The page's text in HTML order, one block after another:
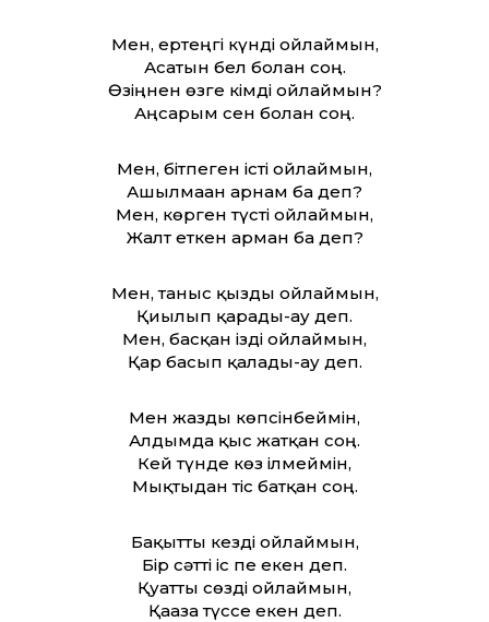
Мен, ертеңгі күнді ойлаймын,
Асатын бел болған соң.
Өзіңнен өзге кімді ойлаймын?
Аңсарым сен болған соң.
Мен, бітпеген істі ойлаймын,
Ашылмаған арнам ба деп?
Мен, көрген түсті ойлаймын,
Жалт еткен арман ба деп?
Мен, таныс қызды ойлаймын,
Қиылып қарады-ау деп.
Мен, басқан ізді ойлаймын,
Қар басып қалады-ау деп.
Мен жазды көпсінбеймін,
Алдымда қыс жатқан соң.
Кей түнде көз ілмеймін,
Мықтыдан тіс батқан соң.
Бақытты кезді ойлаймын,
Бір сәтті іс пе екен деп.
Қуатты сөзді ойлаймын,
Қағазға түссе екен деп.